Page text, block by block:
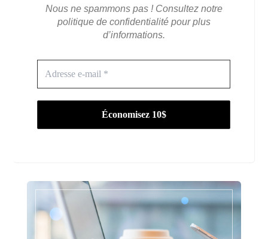
Nous ne spammons pas ! Consultez notre
politique de confidentialitépour plus
d’informations.